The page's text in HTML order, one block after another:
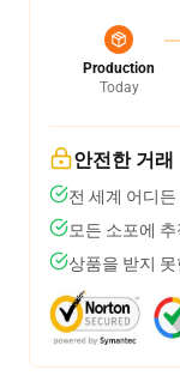
Production
Today
안전한 거래
전 세계 어디든
모든 소포에
상품을 받지